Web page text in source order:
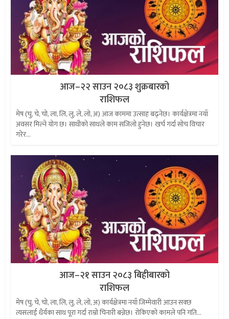
आज–२२ साउन २०८३ शुक्रबारको
राशिफल
मेष (चु, चे, चो, ला, लि, लु, ले, लो, अ) आज काममा उत्साह बढ्नेछ। कार्यक्षेत्रमा नयाँ
अवसर मिल्ने योग छ। साथीको साथले काम सजिलो हुनेछ। खर्च गर्दा सोच विचार
गरेर...
आज–२१ साउन २०८३ बिहीबारको
राशिफल
मेष (चु, चे, चो, ला, लि, लु, ले, लो, अ) कार्यक्षेत्रमा नयाँ जिम्मेवारी आउन सक्छ
त्यसलाई धैर्यका साथ पूरा गर्दा राम्रो चिनारी बन्नेछ। रोकिएको कामले पनि गति...